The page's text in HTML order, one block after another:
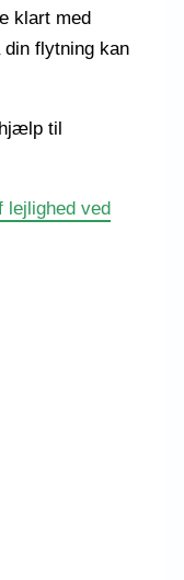
klart med
flytning kan
til
lejlighed ved